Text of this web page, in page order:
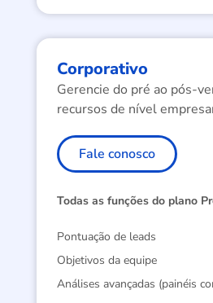
Corporativo
Gerencie do pré ao pós-
recursos de nível
Fale conosco
Todas as funções do plano
Pontuação de leads
Objetivos da equipe
Análises avançadas (painéis